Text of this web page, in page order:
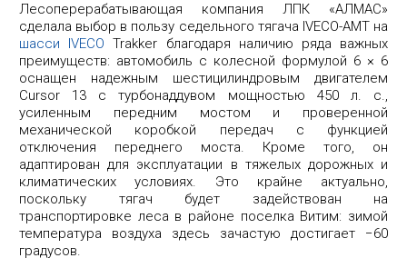
Лесоперерабатывающая компания ЛПК «АЛМАС»
сделала выбор в пользу седельного тягача IVECO-AMT на
шасси IVECO Trakker благодаря наличию ряда важных
преимуществ: автомобиль с колесной формулой 6 × 6
оснащен надежным шестицилиндровым двигателем
Cursor 13 с турбонаддувом мощностью 450 л. с.,
усиленным передним мостом и проверенной
механической коробкой передач с функцией
отключения переднего моста. Кроме того, он
адаптирован для эксплуатации в тяжелых дорожных и
климатических условиях. Это крайне актуально,
поскольку тягач будет задействован на
транспортировке леса в районе поселка Витим: зимой
температура воздуха здесь зачастую достигает −60
градусов.